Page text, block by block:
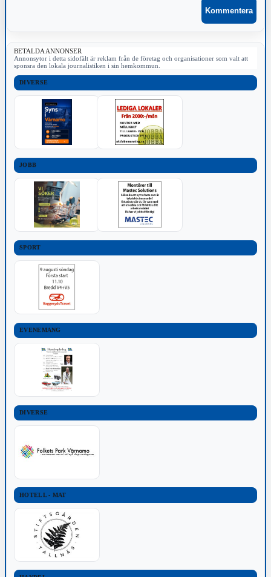
BETALDA ANNONSER
Annonsytor i detta sidofält är reklam från de företag och organisationer som valt att
sponsra den lokala journalistiken i sin hemkommun.
DIVERSE
JOBB
SPORT
EVENEMANG
DIVERSE
HOTELL - MAT